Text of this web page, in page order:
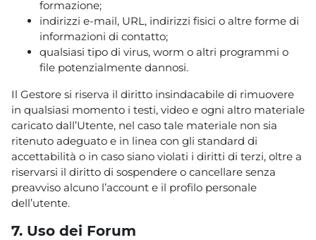
formazione;
indirizzi e-mail, URL, indirizzi fisici o altre forme di
informazioni di contatto;
qualsiasi tipo di virus, worm o altri programmi o
file potenzialmente dannosi.
Il Gestore si riserva il diritto insindacabile di rimuovere
in qualsiasi momento i testi, video e ogni altro materiale
caricato dall’Utente, nel caso tale materiale non sia
ritenuto adeguato e in linea con gli standard di
accettabilità o in caso siano violati i diritti di terzi, oltre a
riservarsi il diritto di sospendere o cancellare senza
preavviso alcuno l’account e il profilo personale
dell’utente.
7. Uso dei Forum